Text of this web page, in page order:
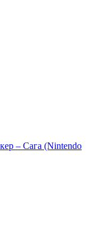
– Сага (Nintendo